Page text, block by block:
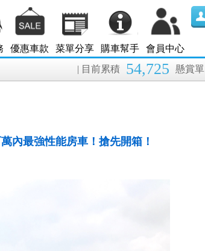
優惠車款 菜單分享 購車幫手 會員中心
| 目前累積 54,725 懸賞單
內最強性能房車！搶先開箱！